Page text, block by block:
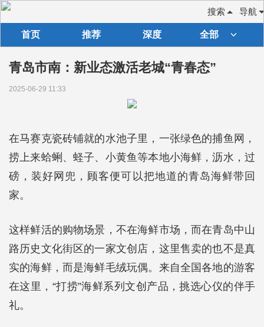
导航
搜索
首页 推荐 深度 全部
青岛市南：新业态激活老城“青春态”
2025-06-29 11:33
在马赛克瓷砖铺就的水池子里，一张绿色的捕鱼网，
捞上来蛤蜊、蛏子、小黄鱼等本地小海鲜，沥水，过
磅，装好网兜，顾客便可以把地道的青岛海鲜带回
家。
这样鲜活的购物场景，不在海鲜市场，而在青岛中山
路历史文化街区的一家文创店，这里售卖的也不是真
实的海鲜，而是海鲜毛绒玩偶。来自全国各地的游客
在这里，“打捞”海鲜系列文创产品，挑选心仪的伴手
礼。